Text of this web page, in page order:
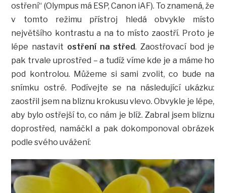
ostření“ (Olympus má ESP, Canon iAF). To znamená, že
v tomto režimu přístroj hledá obvykle místo
největšího kontrastu a na to místo zaostří. Proto je
lépe nastavit ostření na střed. Zaostřovací bod je
pak trvale uprostřed – a tudíž víme kde je a máme ho
pod kontrolou. Můžeme si sami zvolit, co bude na
snímku ostré. Podívejte se na následující ukázku:
zaostřil jsem na bliznu krokusu vlevo. Obvykle je lépe,
aby bylo ostřejší to, co nám je blíž. Zabral jsem bliznu
doprostřed, namáčkl a pak dokomponoval obrázek
podle svého uvážení: